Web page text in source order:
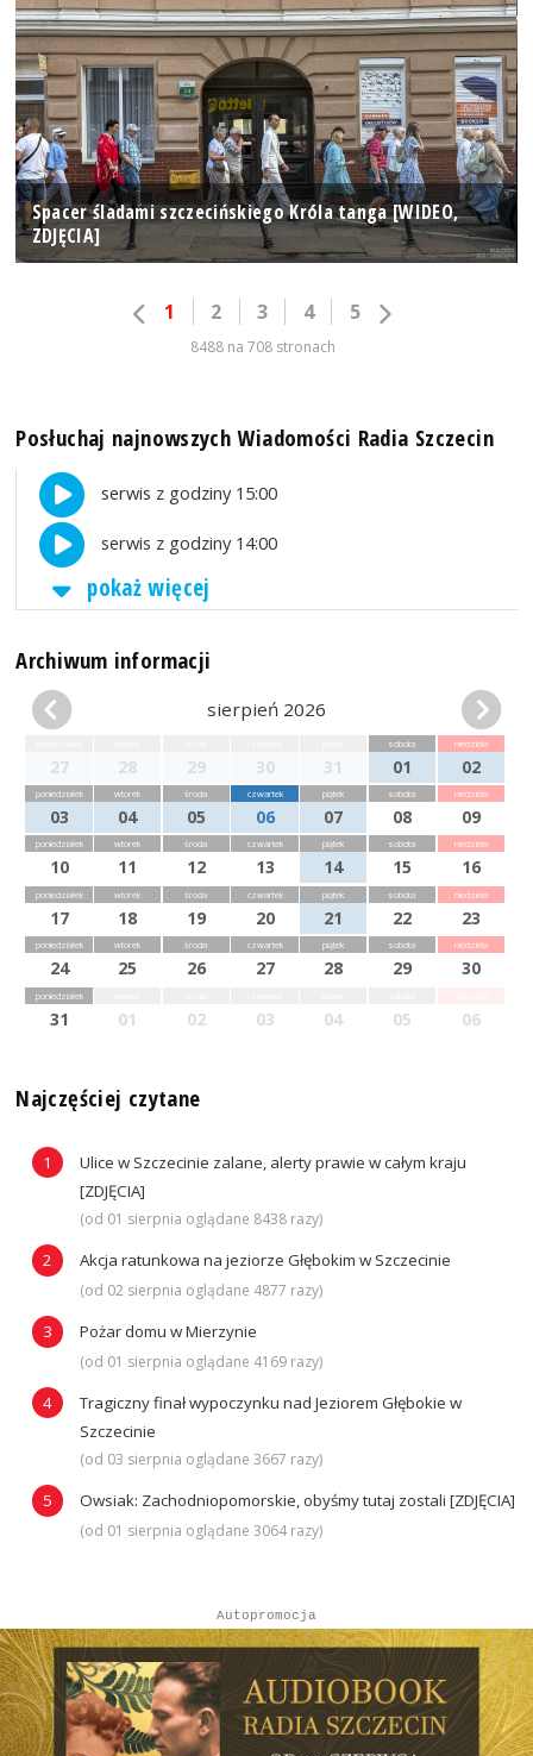
Spacer śladami szczecińskiego Króla tanga [WIDEO,
ZDJĘCIA]
1 2 3 4 5
8488 na 708 stronach
Posłuchaj najnowszych Wiadomości Radia Szczecin
serwis z godziny 15:00
serwis z godziny 14:00
pokaż więcej
Archiwum informacji
sierpień 2026
27 28 29 30 31
sobota
01
niedziela
02
poniedziałek
03
wtorek
04
środa
05
czwartek
06
piątek
07
sobota
08
niedziela
09
poniedziałek
10
wtorek
11
środa
12
czwartek
13
piątek
14
sobota
15
niedziela
16
poniedziałek
17
wtorek
18
środa
19
czwartek
20
piątek
21
sobota
22
niedziela
23
poniedziałek
24
wtorek
25
środa
26
czwartek
27
piątek
28
sobota
29
niedziela
30
poniedziałek
31 01 02 03 04 05 06
Najczęściej czytane
Ulice w Szczecinie zalane, alerty prawie w całym kraju
[ZDJĘCIA]
(od 01 sierpnia oglądane 8438 razy)
Akcja ratunkowa na jeziorze Głębokim w Szczecinie
(od 02 sierpnia oglądane 4877 razy)
Pożar domu w Mierzynie
(od 01 sierpnia oglądane 4169 razy)
Tragiczny finał wypoczynku nad Jeziorem Głębokie w
Szczecinie
(od 03 sierpnia oglądane 3667 razy)
Owsiak: Zachodniopomorskie, obyśmy tutaj zostali [ZDJĘCIA]
(od 01 sierpnia oglądane 3064 razy)
Autopromocja